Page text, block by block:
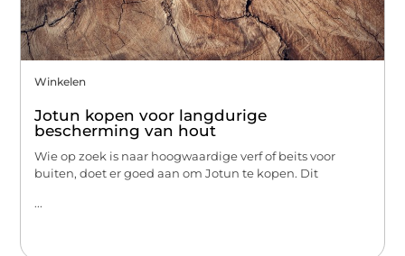
Winkelen
Jotun kopen voor langdurige
bescherming van hout
Wie op zoek is naar hoogwaardige verf of beits voor
buiten, doet er goed aan om Jotun te kopen. Dit
...